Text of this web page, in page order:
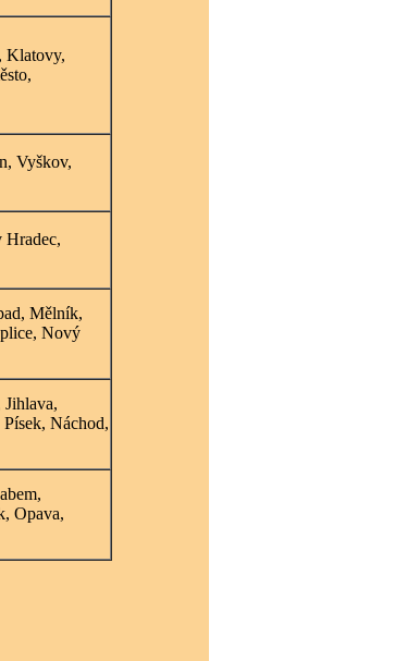
Klatovy,
Vyškov,
Hradec,
Mělník,
Nový
Náchod,
Opava,